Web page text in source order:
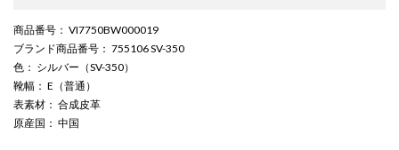
商品番号 ： VI7750BW000019
ブランド商品番号 ： 755106 SV-350
色 ： シルバー（SV-350）
靴幅 ： E（普通）
表素材 ： 合成皮革
原産国 ： 中国